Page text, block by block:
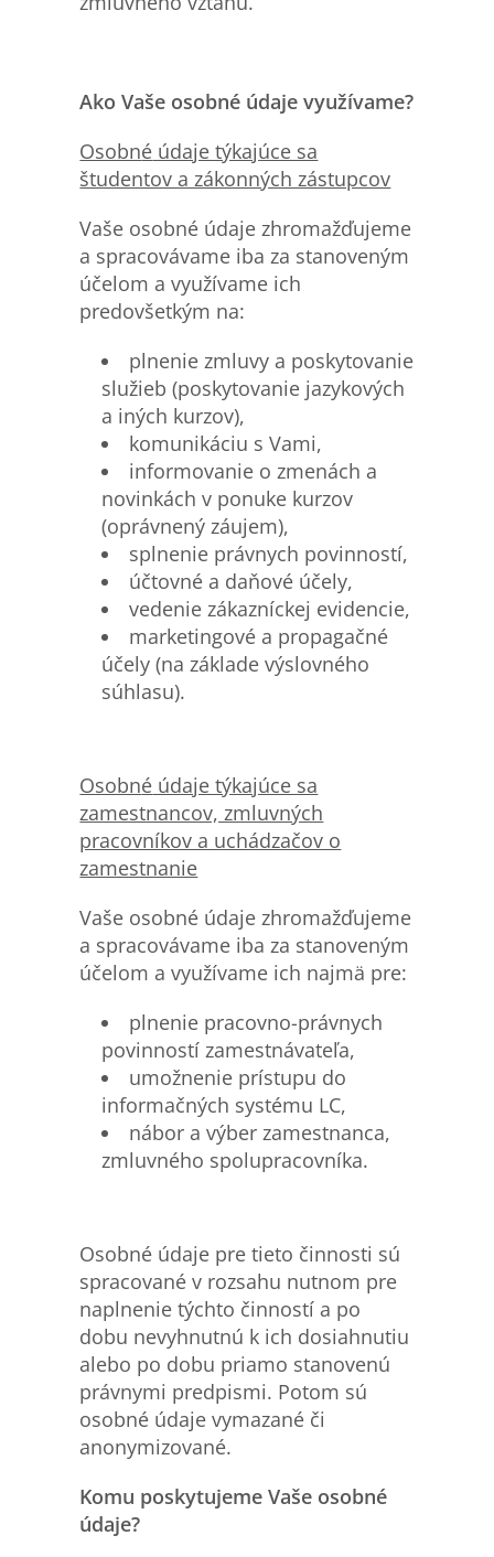
Ako Vaše osobné údaje využívame?
Osobné údaje týkajúce sa
študentov a zákonných zástupcov
Vaše osobné údaje zhromažďujeme
a spracovávame iba za stanoveným
účelom a využívame ich
predovšetkým na:
plnenie zmluvy a poskytovanie
služieb (poskytovanie jazykových
a iných kurzov),
komunikáciu s Vami,
informovanie o zmenách a
novinkách v ponuke kurzov
(oprávnený záujem),
splnenie právnych povinností,
účtovné a daňové účely,
vedenie zákazníckej evidencie,
marketingové a propagačné
účely (na základe výslovného
súhlasu).
Osobné údaje týkajúce sa
zamestnancov, zmluvných
pracovníkov a uchádzačov o
zamestnanie
Vaše osobné údaje zhromažďujeme
a spracovávame iba za stanoveným
účelom a využívame ich najmä pre:
plnenie pracovno-právnych
povinností zamestnávateľa,
umožnenie prístupu do
informačných systému LC,
nábor a výber zamestnanca,
zmluvného spolupracovníka.
Osobné údaje pre tieto činnosti sú
spracované v rozsahu nutnom pre
naplnenie týchto činností a po
dobu nevyhnutnú k ich dosiahnutiu
alebo po dobu priamo stanovenú
právnymi predpismi. Potom sú
osobné údaje vymazané či
anonymizované.
Komu poskytujeme Vaše osobné
údaje?